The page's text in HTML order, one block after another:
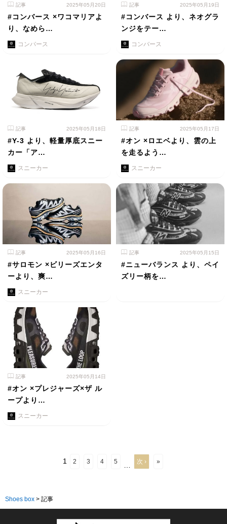
記事 2025年05月20日
#コンバース ×ワコマリアよ
り、なめら…
コンバース
記事 2025年05月19日
#コンバース より、ネオグラ
ンジをテー…
コンバース
記事 2025年05月18日
#Y-3 より、軽量厚底スニー
カー「ア…
スニーカー
記事 2025年05月17日
#オン ×ロエベより、雲の上
を走るよう…
スニーカー
記事 2025年05月16日
#サロモン ×ビリーズエンタ
ーより、爽…
スニーカー
記事 2025年05月15日
#ニューバランス より、ペイ
ズリー柄を…
記事 2025年05月14日
#オン ×プレジャーズ×ザ ル
ープより…
スニーカー
1 2 3 4 5 次 › »
Shoes box > 記事